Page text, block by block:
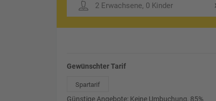
2 Erwachsene, 0 Kinder
Gewünschter Tarif
Spartarif
Günstige Angebote: Keine Umbuchung, 85%